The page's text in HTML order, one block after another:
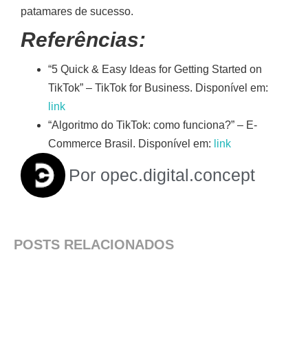
patamares de sucesso.
Referências:
“5 Quick & Easy Ideas for Getting Started on
TikTok” – TikTok for Business. Disponível em:
link
“Algoritmo do TikTok: como funciona?” – E-
Commerce Brasil. Disponível em: link
Por opec.digital.concept
POSTS RELACIONADOS